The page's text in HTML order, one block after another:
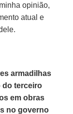
opinião,
atual e
armadilhas
do terceiro
em obras
no governo